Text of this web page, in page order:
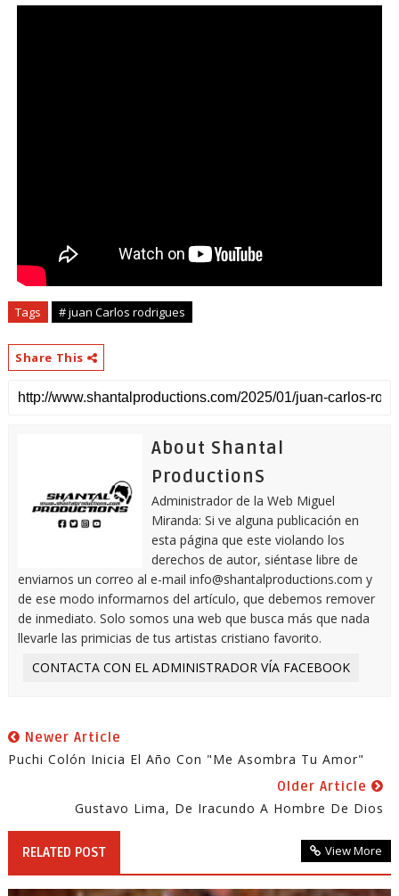
Tags # juan Carlos rodrigues
Share This
About Shantal
ProductionS
Administrador de la Web Miguel
Miranda: Si ve alguna publicación en
esta página que este violando los
derechos de autor, siéntase libre de
enviarnos un correo al e-mail info@shantalproductions.com y
de ese modo informarnos del artículo, que debemos remover
de inmediato. Solo somos una web que busca más que nada
llevarle las primicias de tus artistas cristiano favorito.
CONTACTA CON EL ADMINISTRADOR VÍA FACEBOOK
Newer Article
Puchi Colón Inicia El Año Con "Me Asombra Tu Amor"
Older Article
Gustavo Lima, De Iracundo A Hombre De Dios
RELATED POST View More